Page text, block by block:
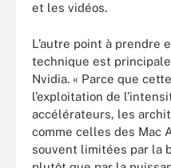
et les vidéos.
L’autre point à prendre
technique est
Nvidia. « Parce que
l’exploitation de
accélérateurs, les
comme celles des Mac
souvent limitées par la